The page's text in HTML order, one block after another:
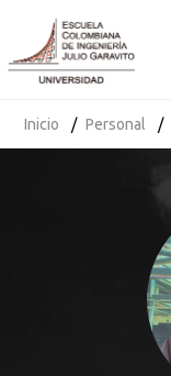
Inicio Personal